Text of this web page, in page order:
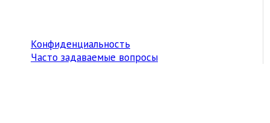
Конфиденциальность
Часто задаваемые вопросы